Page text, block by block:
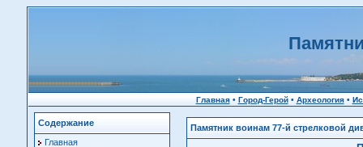
Главная• Город-Герой• Археология•
Содержание
Главная
Памятник воинам 77-й стрелковой